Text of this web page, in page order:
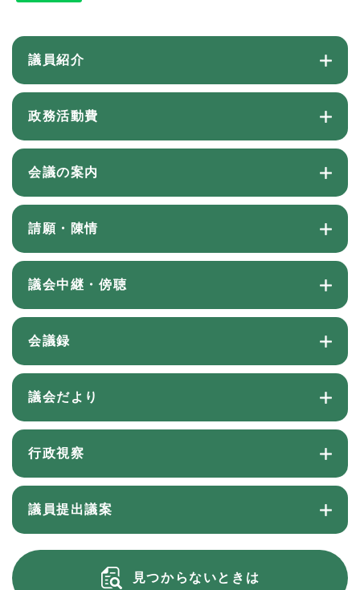
議員紹介
政務活動費
会議の案内
請願・陳情
議会中継・傍聴
会議録
議会だより
行政視察
議員提出議案
見つからないときは